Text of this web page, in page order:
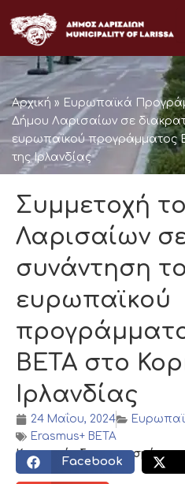
στο
περιεχόμενο
Αρχική » Ευρωπαϊκά
Δήμου Λαρισαίων σε
ευρωπαϊκού προγράμματος
της Ιρλανδίας
Συμμετοχή
Λαρισαίων
συνάντηση
ευρωπαϊκού
ΒΕΤΑ στο
Ιρλανδίας
24 Μαΐου, 2024
Erasmus+ BETA
Κοινωνικός διαμοιρασμός:
Facebook